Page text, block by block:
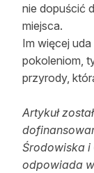
nie dopuścić
miejsca.
Im więcej
pokoleniom,
przyrody,
Artykuł
Środowiska i
odpowiada